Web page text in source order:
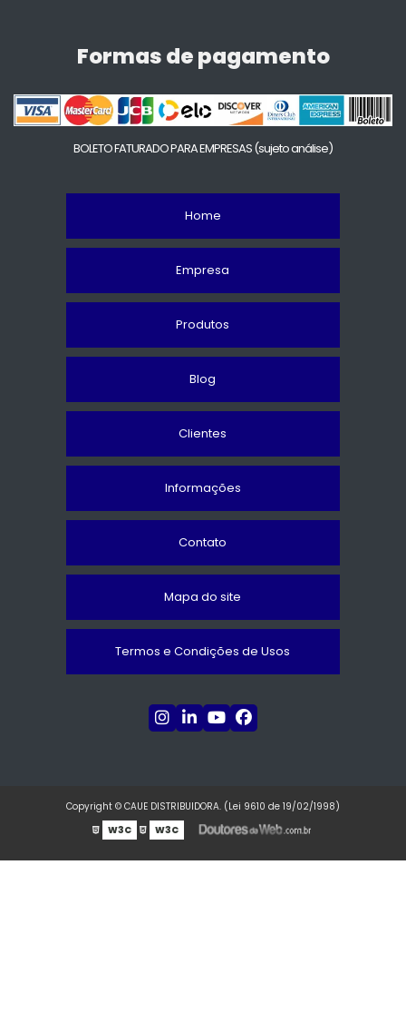
Formas de pagamento
BOLETO FATURADO PARA EMPRESAS(sujeto análise)
Home
Empresa
Produtos
Blog
Clientes
Informações
Contato
Mapa do site
Termos e Condições de Usos
Copyright © CAUE DISTRIBUIDORA. (Lei 9610 de 19/02/1998)
W3C
W3C